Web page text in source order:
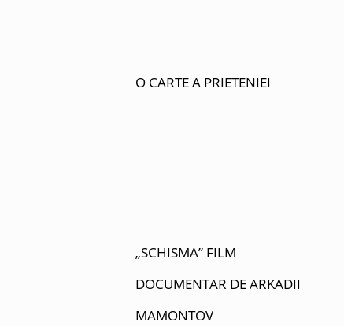
O CARTE A PRIETENIEI
„SCHISMA” FILM
DOCUMENTAR DE ARKADII
MAMONTOV